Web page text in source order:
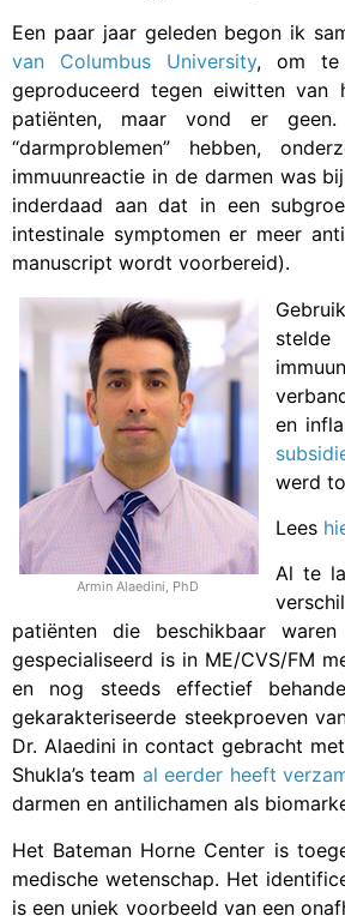
Een paar jaar geleden begon ik
van Columbus University, om te
geproduceerd tegen eiwitten van
patiënten, maar vond er geen.
“darmproblemen” hebben,
immuunreactie in de darmen was
inderdaad aan dat in een
intestinale symptomen er meer
manuscript wordt voorbereid).
Armin Alaedini, PhD
stelde
en
werd
Lees
Al te
patiënten die beschikbaar
gespecialiseerd is in ME/CVS/FM
en nog steeds effectief
gekarakteriseerde steekproeven
Dr. Alaedini in contact gebracht
Shukla’s team al eerder heeft
darmen en antilichamen als
Het Bateman Horne Center is
medische wetenschap. Het
is een uniek voorbeeld van een